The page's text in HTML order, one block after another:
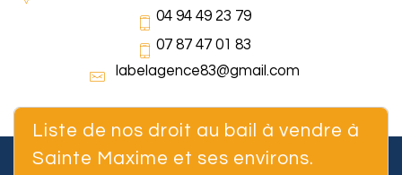
04 94 49 23 79
07 87 47 01 83
labelagence83@gmail.com
Liste de nos droit au bail à vendre à
Sainte Maxime et ses environs.